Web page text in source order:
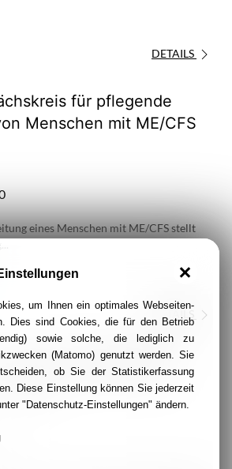
DETAILS
für pflegende
Menschen mit ME/CFS
eines Menschen mit ME/CFS stellt
Angehörige in
um Ihnen ein optimales Webseiten-
Dies sind Cookies, die für den Betrieb
sowie solche, die lediglich zu
(Matomo) genutzt werden. Sie
ob Sie der Statistikerfassung
Diese Einstellung können Sie jederzeit
"Datenschutz-Einstellungen" ändern.